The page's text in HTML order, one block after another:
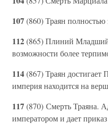
107(860) Траян
112(865) Плиний Младший
возможности более
114(867) Траян достигает
империя находится на
117(870) Смерть Траяна.
императором и дает